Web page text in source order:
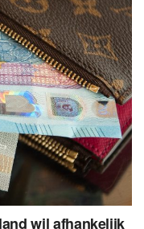
wil afhankelijk